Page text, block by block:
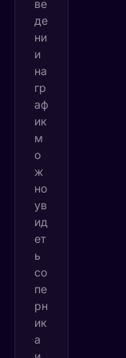
ве
де
ни
и
на
гр
аф
ик
м
о
ж
но
ув
ид
ет
ь
со
пе
рн
ик
а